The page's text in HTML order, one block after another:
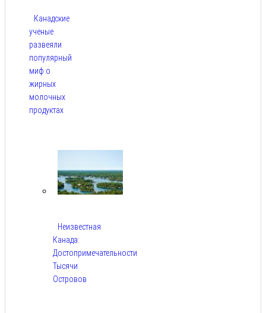
Канадские
ученые
развеяли
популярный
миф о
жирных
молочных
продуктах
Неизвестная
Канада:
Достопримечательности
Тысячи
Островов